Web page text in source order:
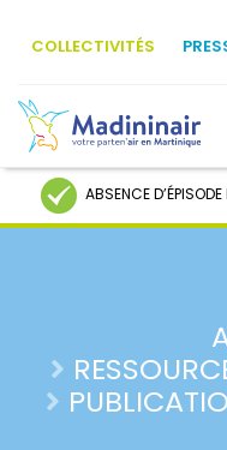
COLLECTIVITÉS
ABSENCE D’ÉPISODE